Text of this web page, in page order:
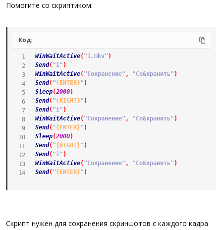
а
Помогите со скриптиком:
Код:
WinWaitActive( "1.mkv" )
Send( "i" )
WinWaitActive( "Сохранение" , "Со&хранить" )
Send( "{ENTER}" )
Sleep(2000)
Send( "{RIGHT}" )
Send( "i" )
WinWaitActive( "Сохранение" , "Со&хранить" )
Send( "{ENTER}" )
Sleep(2000)
Send( "{RIGHT}" )
Send( "i" )
WinWaitActive( "Сохранение" , "Со&хранить" )
Send( "{ENTER}" )
Скрипт нужен для сохранения скриншотов с каждого кадра